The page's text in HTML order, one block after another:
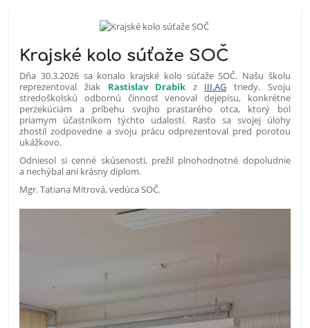
Krajské kolo súťaže SOČ
Dňa 30.3.2026 sa konalo krajské kolo súťaže SOČ. Našu školu
reprezentoval žiak Rastislav Drabik z III.AG
triedy. Svoju
stredoškolskú odbornú činnosť venoval dejepisu, konkrétne
perzekúciám a príbehu svojho prastarého otca, ktorý bol
priamym účastníkom týchto udalostí. Rasťo sa svojej úlohy
zhostil zodpovedne a svoju prácu odprezentoval pred porotou
ukážkovo.
Odniesol si cenné skúsenosti, prežil plnohodnotné dopoludnie
a nechýbal ani krásny diplom.
Mgr. Tatiana Mitrová, vedúca SOČ.